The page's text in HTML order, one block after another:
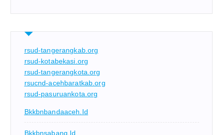
rsud-tangerangkab.org
rsud-kotabekasi.org
rsud-tangerangkota.org
rsucnd-acehbaratkab.org
rsud-pasuruankota.org
Bkkbnbandaaceh.id
Bkkbnsabang.id